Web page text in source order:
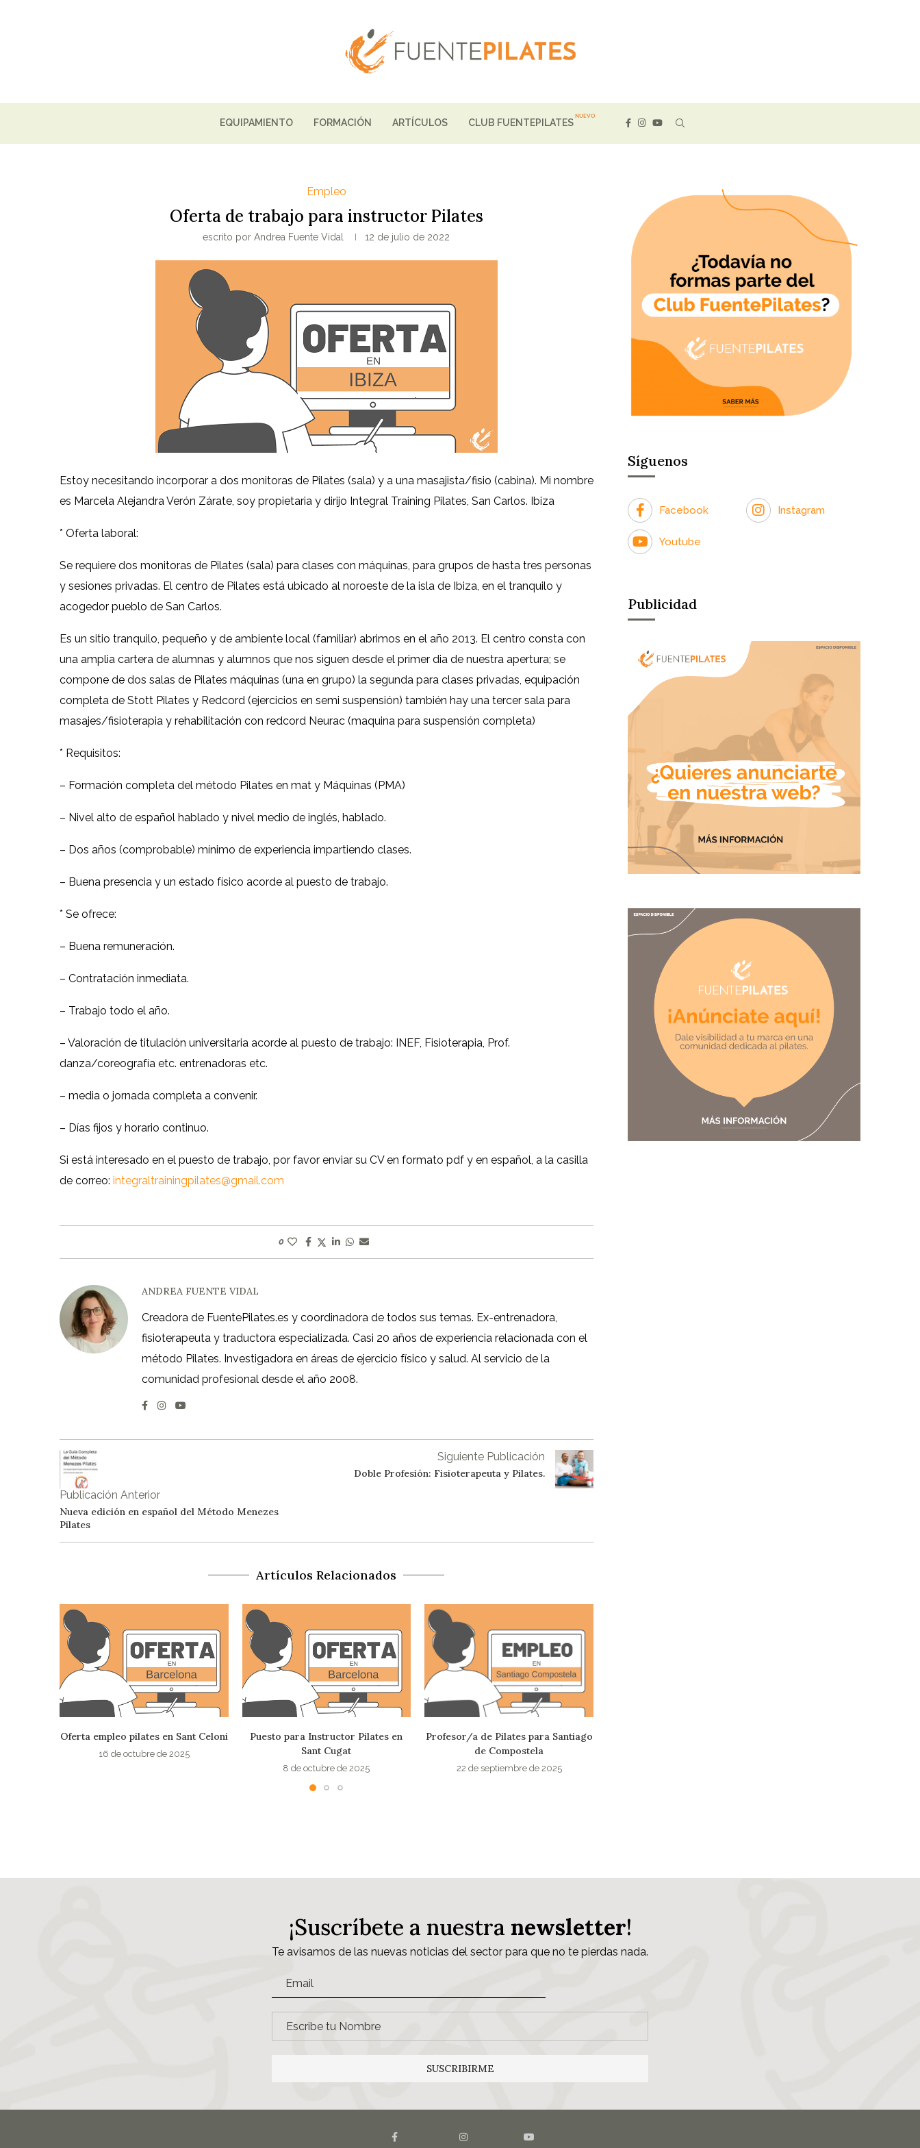
EQUIPAMIENTO FORMACIÓN ARTÍCULOS CLUB FUENTEPILATES
Empleo
Oferta de trabajo para instructor Pilates
escrito porAndrea Fuente Vidal 12 de julio de 2022
Estoy necesitando incorporar a dos monitoras de Pilates (sala) y a una masajista/fisio (cabina). Mi nombre
es Marcela Alejandra Verón Zárate, soy propietaria y dirijo Integral Training Pilates, San Carlos. Ibiza
* Oferta laboral:
Se requiere dos monitoras de Pilates (sala) para clases con máquinas, para grupos de hasta tres personas
y sesiones privadas. El centro de Pilates está ubicado al noroeste de la isla de Ibiza, en el tranquilo y
acogedor pueblo de San Carlos.
Es un sitio tranquilo, pequeño y de ambiente local (familiar) abrimos en el año 2013. El centro consta con
una amplia cartera de alumnas y alumnos que nos siguen desde el primer dia de nuestra apertura; se
compone de dos salas de Pilates máquinas (una en grupo) la segunda para clases privadas, equipación
completa de Stott Pilates y Redcord (ejercicios en semi suspensión) también hay una tercer sala para
masajes/fisioterapia y rehabilitación con redcord Neurac (maquina para suspensión completa)
* Requisitos:
– Formación completa del método Pilates en mat y Máquinas (PMA)
– Nivel alto de español hablado y nivel medio de inglés, hablado.
– Dos años (comprobable) mínimo de experiencia impartiendo clases.
– Buena presencia y un estado físico acorde al puesto de trabajo.
* Se ofrece:
– Buena remuneración.
– Contratación inmediata.
– Trabajo todo el año.
– Valoración de titulación universitaria acorde al puesto de trabajo: INEF, Fisioterapia, Prof.
danza/coreografía etc. entrenadoras etc.
– media o jornada completa a convenir.
– Días fijos y horario continuo.
Si está interesado en el puesto de trabajo, por favor enviar su CV en formato pdf y en español, a la casilla
de correo: integraltrainingpilates@gmail.com
0
ANDREA FUENTE VIDAL
Creadora de FuentePilates.es y coordinadora de todos sus temas. Ex-entrenadora,
fisioterapeuta y traductora especializada. Casi 20 años de experiencia relacionada con el
método Pilates. Investigadora en áreas de ejercicio físico y salud. Al servicio de la
comunidad profesional desde el año 2008.
Publicación Anterior
Nueva edición en español del Método Menezes
Pilates
Siguiente Publicación
Doble Profesión: Fisioterapeuta y Pilates.
Artículos Relacionados
Puesto para Instructor Pilates en
Sant Cugat
Profesor/a de Pilates para Santiago
de Compostela
22 de septiembre de 2025
Oferta empleo pilates en Alpedrete
11 de septiembre de 2025
Síguenos
Facebook Instagram
Youtube
Publicidad
¡Suscríbete a nuestra newsletter!
Te avisamos de las nuevas noticias del sector para que no te pierdas nada.
SUSCRIBIRME